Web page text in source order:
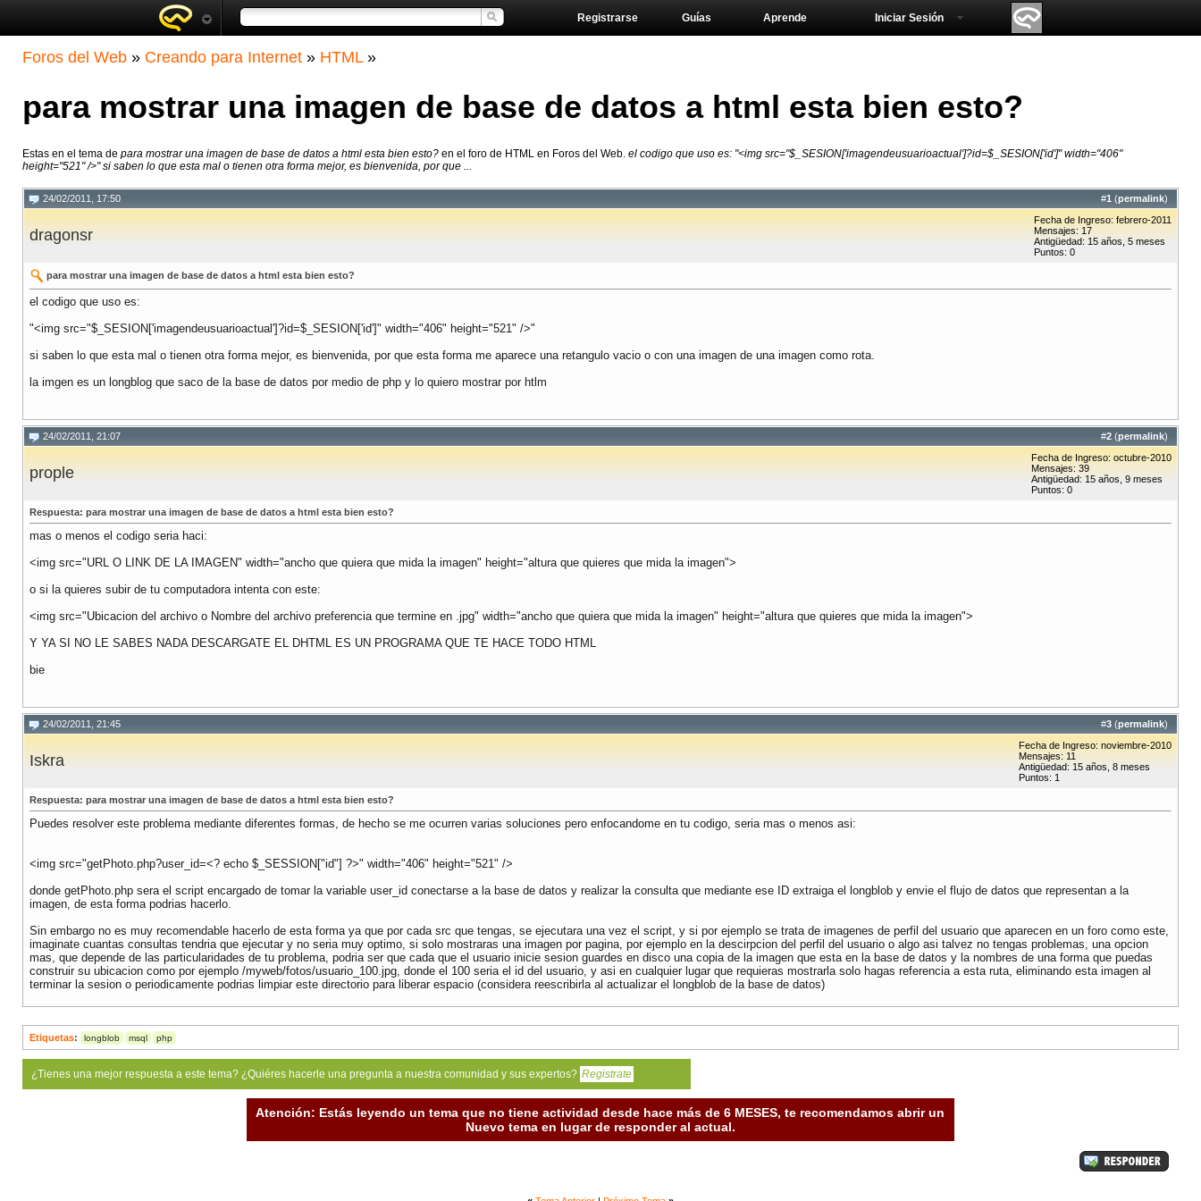
Aprende
Guías
Registrarse Iniciar Sesión
Foros del Web » Creando para Internet » HTML »
para mostrar una imagen de base de datos a html esta bien esto?
Estas en el tema de para mostrar una imagen de base de datos a html esta bien esto? en el foro de HTML en Foros del Web. el codigo que uso es: "<img src="$_SESION['imagendeusuarioactual']?id=$_SESION['id']" width="406"
height="521" />" si saben lo que esta mal o tienen otra forma mejor, es bienvenida, por que ...
#1 (permalink)
24/02/2011, 17:50
dragonsr
Fecha de Ingreso: febrero-2011
Mensajes: 17
Antigüedad: 15 años, 5 meses
Puntos: 0
para mostrar una imagen de base de datos a html esta bien esto?
el codigo que uso es:
"<img src="$_SESION['imagendeusuarioactual']?id=$_SESION['id']" width="406" height="521" />"
si saben lo que esta mal o tienen otra forma mejor, es bienvenida, por que esta forma me aparece una retangulo vacio o con una imagen de una imagen como rota.
la imgen es un longblog que saco de la base de datos por medio de php y lo quiero mostrar por htlm
#2 (permalink)
24/02/2011, 21:07
prople
Fecha de Ingreso: octubre-2010
Mensajes: 39
Antigüedad: 15 años, 9 meses
Puntos: 0
Respuesta: para mostrar una imagen de base de datos a html esta bien esto?
mas o menos el codigo seria haci:
<img src="URL O LINK DE LA IMAGEN" width="ancho que quiera que mida la imagen" height="altura que quieres que mida la imagen">
o si la quieres subir de tu computadora intenta con este:
<img src="Ubicacion del archivo o Nombre del archivo preferencia que termine en .jpg" width="ancho que quiera que mida la imagen" height="altura que quieres que mida la imagen">
Y YA SI NO LE SABES NADA DESCARGATE EL DHTML ES UN PROGRAMA QUE TE HACE TODO HTML
bie
#3 (permalink)
24/02/2011, 21:45
Iskra
Fecha de Ingreso: noviembre-2010
Mensajes: 11
Antigüedad: 15 años, 8 meses
Puntos: 1
Respuesta: para mostrar una imagen de base de datos a html esta bien esto?
Puedes resolver este problema mediante diferentes formas, de hecho se me ocurren varias soluciones pero enfocandome en tu codigo, seria mas o menos asi:
<img src="getPhoto.php?user_id=<? echo $_SESSION["id"] ?>" width="406" height="521" />
donde getPhoto.php sera el script encargado de tomar la variable user_id conectarse a la base de datos y realizar la consulta que mediante ese ID extraiga el longblob y envie el flujo de datos que representan a la
imagen, de esta forma podrias hacerlo.
Sin embargo no es muy recomendable hacerlo de esta forma ya que por cada src que tengas, se ejecutara una vez el script, y si por ejemplo se trata de imagenes de perfil del usuario que aparecen en un foro como este,
imaginate cuantas consultas tendria que ejecutar y no seria muy optimo, si solo mostraras una imagen por pagina, por ejemplo en la descirpcion del perfil del usuario o algo asi talvez no tengas problemas, una opcion
mas, que depende de las particularidades de tu problema, podria ser que cada que el usuario inicie sesion guardes en disco una copia de la imagen que esta en la base de datos y la nombres de una forma que puedas
construir su ubicacion como por ejemplo /myweb/fotos/usuario_100.jpg, donde el 100 seria el id del usuario, y asi en cualquier lugar que requieras mostrarla solo hagas referencia a esta ruta, eliminando esta imagen al
terminar la sesion o periodicamente podrias limpiar este directorio para liberar espacio (considera reescribirla al actualizar el longblob de la base de datos)
Etiquetas: longblob msql php
¿Tienes una mejor respuesta a este tema? ¿Quiéres hacerle una pregunta a nuestra comunidad y sus expertos? Registrate
Atención: Estás leyendo un tema que no tiene actividad desde hace más de 6 MESES, te recomendamos abrir un
Nuevo tema en lugar de responder al actual.